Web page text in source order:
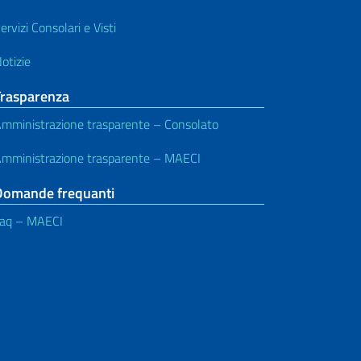
Consolari e Visti
trasparente – Consolato
trasparente – MAECI
frequanti
– MAECI